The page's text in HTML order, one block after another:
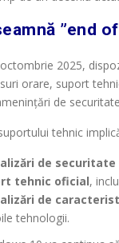
”end
2025,
orare, suport
de
tehnic
de securitate
tehnic oficial,
de
tehnologii.